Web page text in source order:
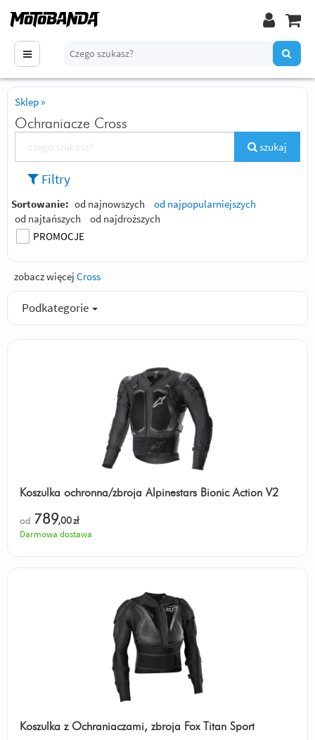
Sklep »
Ochraniacze Cross
szukaj
Filtry
Sortowanie: od najnowszych
od najpopularniejszych
od najtańszych
od najdroższych
PROMOCJE
zobacz więcej Cross
Podkategorie
Koszulka ochronna/zbroja Alpinestars Bionic Action V2
od 789,00zł
Darmowa dostawa
Koszulka z Ochraniaczami, zbroja Fox Titan Sport